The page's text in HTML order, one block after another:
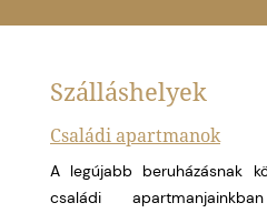
Szálláshelyek
Családi apartmanok
A legújabb beruházásnak
családi